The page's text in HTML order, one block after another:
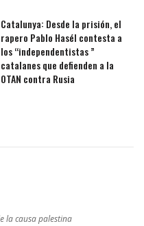
Catalunya: Desde la prisión, el
rapero Pablo Hasél contesta a
los “independentistas ”
catalanes que defienden a la
OTAN contra Rusia
la causa palestina